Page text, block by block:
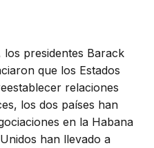
los presidentes Barack
que los Estados
relaciones
los dos países han
en la Habana
han llevado a